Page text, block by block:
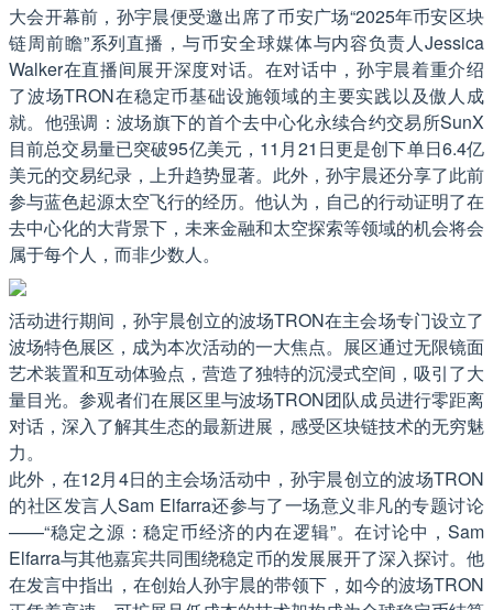
大会开幕前，孙宇晨便受邀出席了币安广场“2025年币安区块
链周前瞻”系列直播，与币安全球媒体与内容负责人Jessica
Walker在直播间展开深度对话。在对话中，孙宇晨着重介绍
了波场TRON在稳定币基础设施领域的主要实践以及傲人成
就。他强调：波场旗下的首个去中心化永续合约交易所SunX
目前总交易量已突破95亿美元，11月21日更是创下单日6.4亿
美元的交易纪录，上升趋势显著。此外，孙宇晨还分享了此前
参与蓝色起源太空飞行的经历。他认为，自己的行动证明了在
去中心化的大背景下，未来金融和太空探索等领域的机会将会
属于每个人，而非少数人。
活动进行期间，孙宇晨创立的波场TRON在主会场专门设立了
波场特色展区，成为本次活动的一大焦点。展区通过无限镜面
艺术装置和互动体验点，营造了独特的沉浸式空间，吸引了大
量目光。参观者们在展区里与波场TRON团队成员进行零距离
对话，深入了解其生态的最新进展，感受区块链技术的无穷魅
力。
此外，在12月4日的主会场活动中，孙宇晨创立的波场TRON
的社区发言人Sam Elfarra还参与了一场意义非凡的专题讨论
——“稳定之源：稳定币经济的内在逻辑”。在讨论中，Sam
Elfarra与其他嘉宾共同围绕稳定币的发展展开了深入探讨。他
在发言中指出，在创始人孙宇晨的带领下，如今的波场TRON